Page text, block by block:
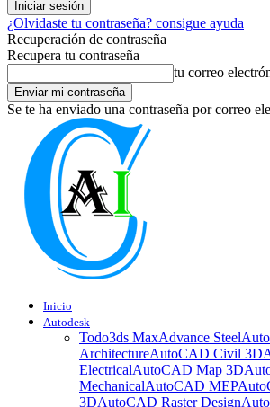
¿Olvidaste tu contraseña? consigue ayuda
Recuperación de contraseña
Recupera tu contraseña
tu correo
Se te ha enviado una contraseña por correo
Inicio
Autodesk
Todo3ds MaxAdvance Steel
ArchitectureAutoCAD Civil 3D
ElectricalAutoCAD Map 3D
MechanicalAutoCAD MEP
3DAutoCAD Raster Design